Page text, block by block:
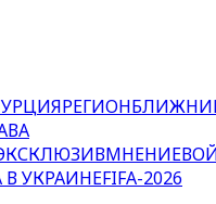
РЕГИОН
МНЕНИЕ
УКРАИНЕFIFA-2026